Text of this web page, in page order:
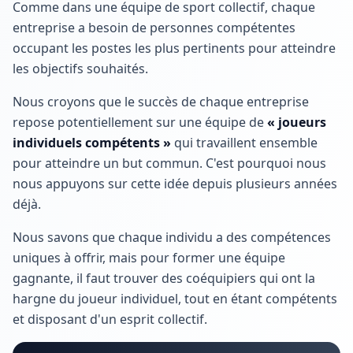
Comme dans une équipe de sport collectif, chaque
entreprise a besoin de personnes compétentes
occupant les postes les plus pertinents pour atteindre
les objectifs souhaités.
Nous croyons que le succès de chaque entreprise
repose potentiellement sur une équipe de« joueurs
individuels compétents » qui travaillent ensemble
pour atteindre un but commun. C'est pourquoi nous
nous appuyons sur cette idée depuis plusieurs années
déjà.
Nous savons que chaque individu a des compétences
uniques à offrir, mais pour former une équipe
gagnante, il faut trouver des coéquipiers qui ont la
hargne du joueur individuel, tout en étant compétents
et disposant d'un esprit collectif.